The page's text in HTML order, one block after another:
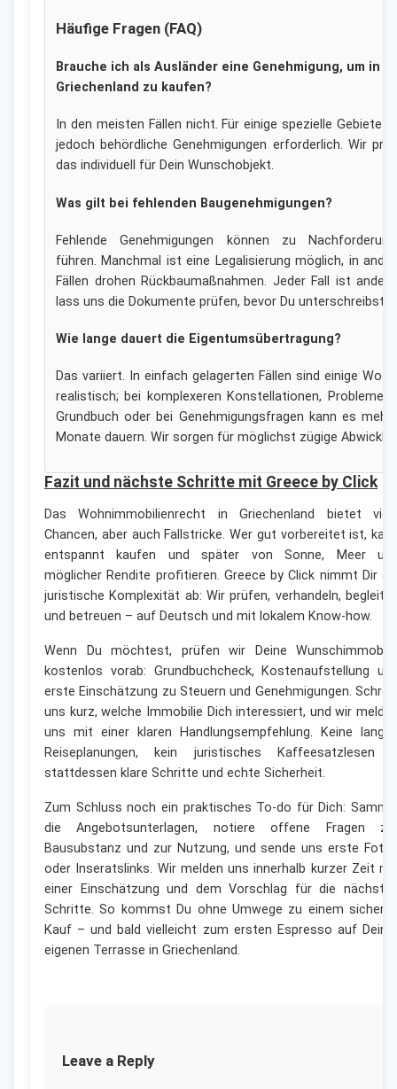
Häufige Fragen (FAQ)
Brauche ich als Ausländer eine Genehmigung, um in
Griechenland zu kaufen?
In den meisten Fällen nicht. Für einige spezielle Gebiete
jedoch behördliche Genehmigungen erforderlich. Wir
das individuell für Dein Wunschobjekt.
Was gilt bei fehlenden Baugenehmigungen?
Fehlende Genehmigungen können zu
führen. Manchmal ist eine Legalisierung möglich, in
Fällen drohen Rückbaumaßnahmen. Jeder Fall ist
lass uns die Dokumente prüfen, bevor Du unterschreibst.
Wie lange dauert die Eigentumsübertragung?
Das variiert. In einfach gelagerten Fällen sind einige
realistisch; bei komplexeren Konstellationen, Problemen
Grundbuch oder bei Genehmigungsfragen kann es
Monate dauern. Wir sorgen für möglichst zügige
Fazit und nächste Schritte mit Greece by Click
Das Wohnimmobilienrecht in Griechenland bietet
Chancen, aber auch Fallstricke. Wer gut vorbereitet ist,
entspannt kaufen und später von Sonne, Meer
möglicher Rendite profitieren. Greece by Click nimmt Dir
juristische Komplexität ab: Wir prüfen, verhandeln,
und betreuen – auf Deutsch und mit lokalem Know-how.
Wenn Du möchtest, prüfen wir Deine
kostenlos vorab: Grundbuchcheck, Kostenaufstellung
erste Einschätzung zu Steuern und Genehmigungen.
uns kurz, welche Immobilie Dich interessiert, und wir
uns mit einer klaren Handlungsempfehlung. Keine
Reiseplanungen, kein juristisches Kaffeesatzlesen
stattdessen klare Schritte und echte Sicherheit.
Zum Schluss noch ein praktisches To-do für Dich:
die Angebotsunterlagen, notiere offene Fragen
Bausubstanz und zur Nutzung, und sende uns erste
oder Inseratslinks. Wir melden uns innerhalb kurzer Zeit
einer Einschätzung und dem Vorschlag für die
Schritte. So kommst Du ohne Umwege zu einem
Kauf – und bald vielleicht zum ersten Espresso auf
eigenen Terrasse in Griechenland.
Leave a Reply